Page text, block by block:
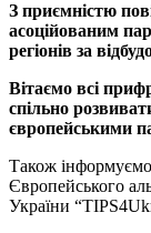
З приємністю
асоційованим
регіонів за
Вітаємо всі
спільно
європейськими
Також
Європейського
України